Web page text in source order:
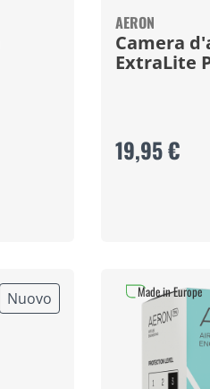
AERON
Camera
ExtraLite
19,95 €
Nuovo Made in Europe